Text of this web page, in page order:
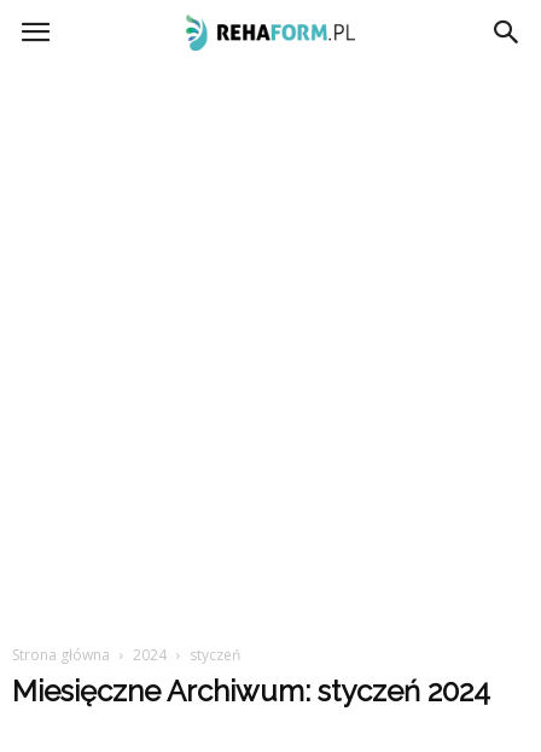
www.rehaform.pl
Strona główna 2024 styczeń
Miesięczne Archiwum: styczeń 2024